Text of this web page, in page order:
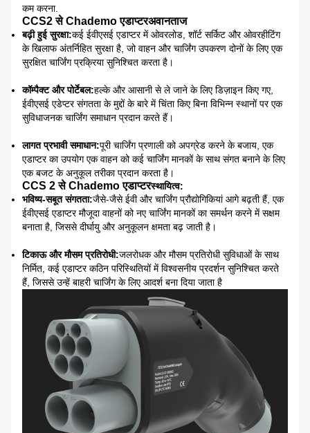
कम करना.
CCS2 से Chademo एडाप्टरअवानताज
बढ़ी हुई सुरक्षा:कई ईवीएसई एडाप्टर में ओवरलोड, शॉर्ट सर्किट और ओवरहीटिंग
के खिलाफ अंतर्निहित सुरक्षा है, जो वाहन और चार्जिंग उपकरण दोनों के लिए एक
सुरक्षित चार्जिंग प्रक्रिया सुनिश्चित करता है।
कॉम्पैक्ट और पोर्टेबल:हल्के और आसानी से ले जाने के लिए डिज़ाइन किए गए,
ईवीएसई एडेप्टर संगतता के मुद्दों के बारे में चिंता किए बिना विभिन्न स्थानों पर एक
सुविधाजनक चार्जिंग समाधान प्रदान करते हैं।
लागत प्रभावी समाधान:पूरी चार्जिंग प्रणाली को अपग्रेड करने के बजाय, एक
एडाप्टर का उपयोग एक वाहन को कई चार्जिंग मानकों के साथ संगत बनाने के लिए
एक बजट के अनुकूल तरीका प्रदान करता है।
CCS 2 से Chademo एडाप्टरस्थायित्व:
भविष्य-सबूत संगतता:जैसे-जैसे ईवी और चार्जिंग प्रौद्योगिकियां आगे बढ़ती हैं, एक
ईवीएसई एडाप्टर मौजूदा वाहनों को नए चार्जिंग मानकों का समर्थन करने में सक्षम
बनाता है, जिससे दीर्घायु और अनुकूलन क्षमता बढ़ जाती है।
टिकाऊ और मौसम प्रतिरोधी:जलरोधक और मौसम प्रतिरोधी सुविधाओं के साथ
निर्मित, कई एडाप्टर कठिन परिस्थितियों में विश्वसनीय प्रदर्शन सुनिश्चित करते
हैं, जिससे उन्हें बाहरी चार्जिंग के लिए आदर्श बना दिया जाता है